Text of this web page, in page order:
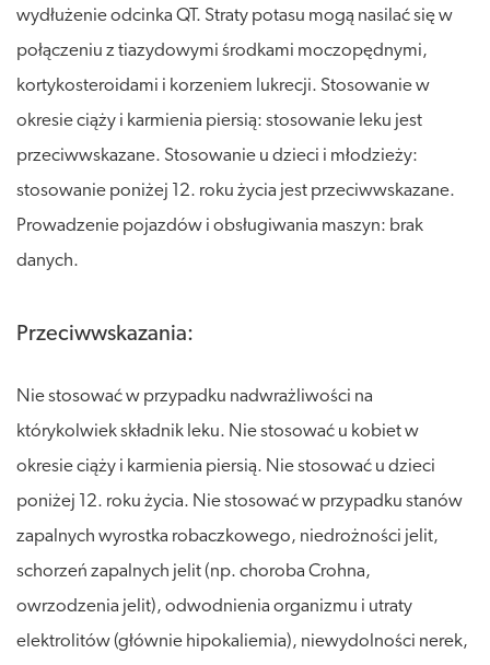
wydłużenie odcinka QT. Straty potasu mogą nasilać się w
połączeniu z tiazydowymi środkami moczopędnymi,
kortykosteroidami i korzeniem lukrecji. Stosowanie w
okresie ciąży i karmienia piersią: stosowanie leku jest
przeciwwskazane. Stosowanie u dzieci i młodzieży:
stosowanie poniżej 12. roku życia jest przeciwwskazane.
Prowadzenie pojazdów i obsługiwania maszyn: brak
danych.
Przeciwwskazania:
Nie stosować w przypadku nadwrażliwości na
którykolwiek składnik leku. Nie stosować u kobiet w
okresie ciąży i karmienia piersią. Nie stosować u dzieci
poniżej 12. roku życia. Nie stosować w przypadku stanów
zapalnych wyrostka robaczkowego, niedrożności jelit,
schorzeń zapalnych jelit (np. choroba Crohna,
owrzodzenia jelit), odwodnienia organizmu i utraty
elektrolitów (głównie hipokaliemia), niewydolności nerek,